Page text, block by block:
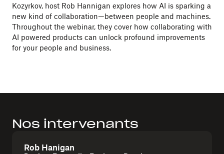
Kozyrkov, host Rob Hannigan explores how AI is sparking a
new kind of collaboration—between people and machines.
Throughout the webinar, they cover how collaborating with
AI powered products can unlock profound improvements
for your people and business.
Nos intervenants
Rob Hanigan